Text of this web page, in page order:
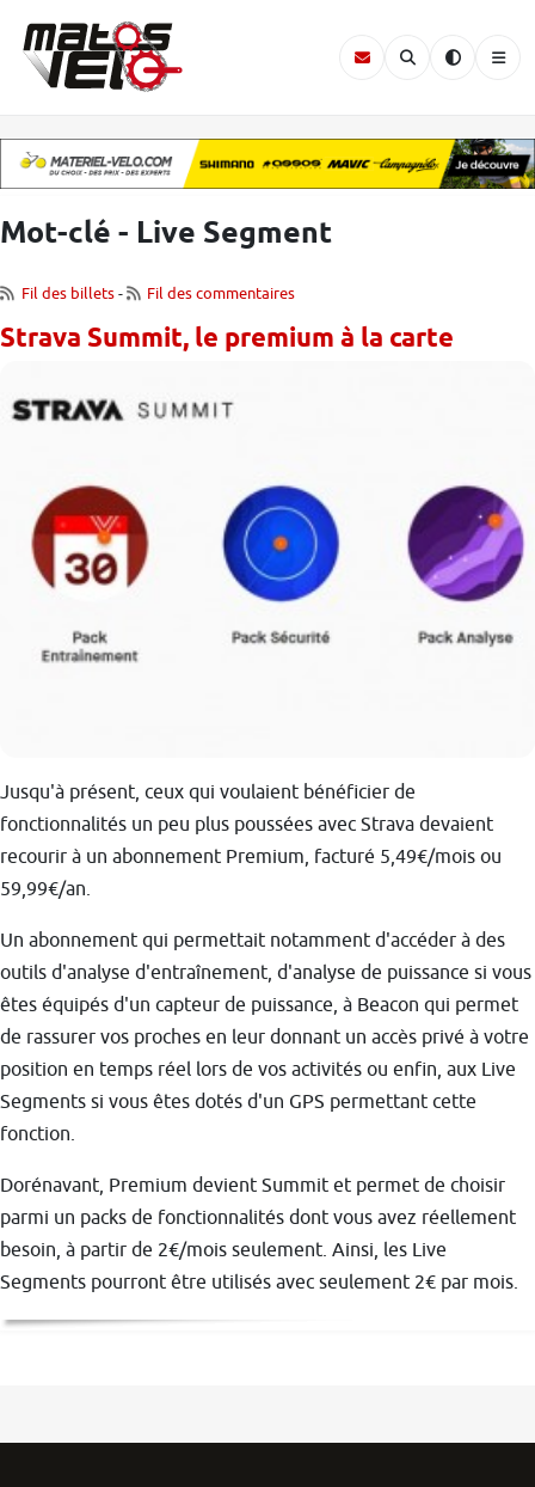
Mot-clé - Live Segment
Fil des billets- Fil des commentaires
Strava Summit, le premium à la carte
Jusqu'à présent, ceux qui voulaient bénéficier de
fonctionnalités un peu plus poussées avec Strava devaient
recourir à un abonnement Premium, facturé 5,49€/mois ou
59,99€/an.
Un abonnement qui permettait notamment d'accéder à des
outils d'analyse d'entraînement, d'analyse de puissance si vous
êtes équipés d'un capteur de puissance, à Beacon qui permet
de rassurer vos proches en leur donnant un accès privé à votre
position en temps réel lors de vos activités ou enfin, aux Live
Segments si vous êtes dotés d'un GPS permettant cette
fonction.
Dorénavant, Premium devient Summit et permet de choisir
parmi un packs de fonctionnalités dont vous avez réellement
besoin, à partir de 2€/mois seulement. Ainsi, les Live
Segments pourront être utilisés avec seulement 2€ par mois.